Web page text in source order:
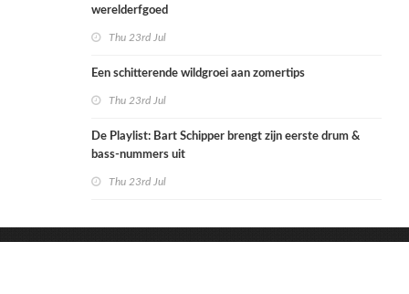
werelderfgoed
Thu 23rd Jul
Een schitterende wildgroei aan zomertips
Thu 23rd Jul
De Playlist: Bart Schipper brengt zijn eerste drum &
bass-nummers uit
Thu 23rd Jul